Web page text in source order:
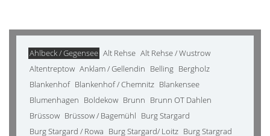
Ahlbeck / Gegensee Alt Rehse Alt Rehse / Wustrow
Altentreptow Anklam / Gellendin Belling Bergholz
Blankenhof Blankenhof / Chemnitz Blankensee
Blumenhagen Boldekow Brunn Brunn OT Dahlen
Brüssow Brüssow / Bagemühl Burg Stargard
Burg Stargard / Rowa Burg Stargard/ Loitz Burg Stargrad